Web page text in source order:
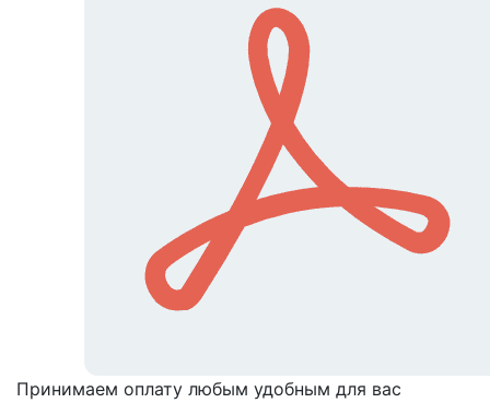
Принимаем оплату любым удобным для вас